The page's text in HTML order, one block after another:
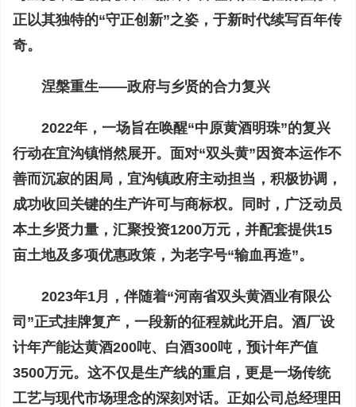
正以其独特的“守正创新”之姿，于新时代续写百年传
奇。
涅槃重生——政府与乡贤的合力复兴
2022年，一场旨在唤醒“中原黄酒明珠”的复兴
行动在宜沟镇悄然展开。面对“双头黄”因资本运作不
善而沉寂的困局，宜沟镇政府主动担当，积极协调，
成功收回关键的生产许可与商标权。同时，广泛动员
本土乡贤力量，汇聚投资1200万元，并配套提供15
亩土地及多项优惠政策，为老字号“输血再造”。
2023年1月，伴随着“河南省双头黄酒业有限公
司”正式挂牌复产，一段新的征程就此开启。酒厂设
计年产能达黄酒200吨、白酒300吨，预计年产值
3500万元。这不仅是生产线的重启，更是一场传统
工艺与现代市场理念的深刻对话。正如公司总经理田